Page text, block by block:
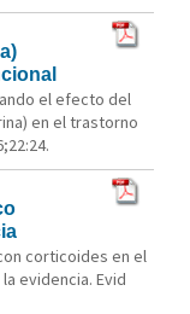
el efecto del
en el trastorno
corticoides en el
evidencia. Evid